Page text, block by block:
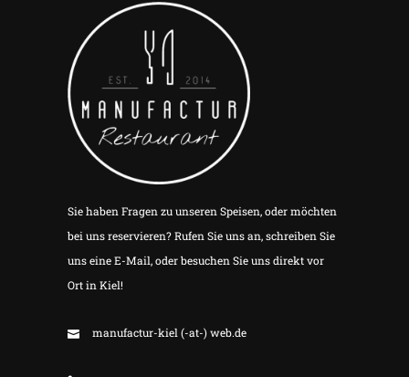
Sie haben Fragen zu unseren Speisen, oder möchten
bei uns reservieren? Rufen Sie uns an, schreiben Sie
uns eine E-Mail, oder besuchen Sie uns direkt vor
Ort in Kiel!
manufactur-kiel (-at-) web.de